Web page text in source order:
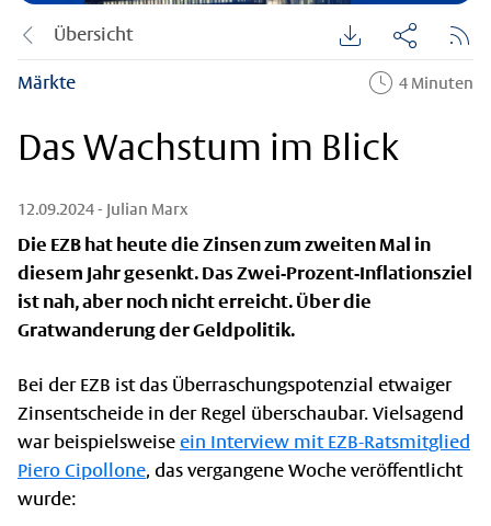
Übersicht
Märkte 4 Minuten
Das Wachstum im Blick
12.09.2024- Julian Marx
Die EZB hat heute die Zinsen zum zweiten Mal in
diesem Jahr gesenkt. Das Zwei-Prozent-Inflationsziel
ist nah, aber noch nicht erreicht. Über die
Gratwanderung der Geldpolitik.
Bei der EZB ist das Überraschungspotenzial etwaiger
Zinsentscheide in der Regel überschaubar. Vielsagend
war beispielsweise ein Interview mit EZB-Ratsmitglied
Piero Cipollone, das vergangene Woche veröffentlicht
wurde: